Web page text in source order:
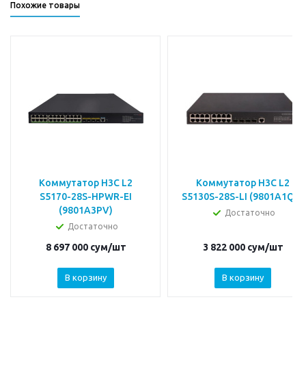
Похожие товары
Коммутатор H3C L2
S5170-28S-HPWR-EI
(9801A3PV)
Достаточно
8 697 000сум/шт
В корзину
Коммутатор H3C L2
S5130S-28S-LI (9801A1QX)
Достаточно
3 822 000сум/шт
В корзину